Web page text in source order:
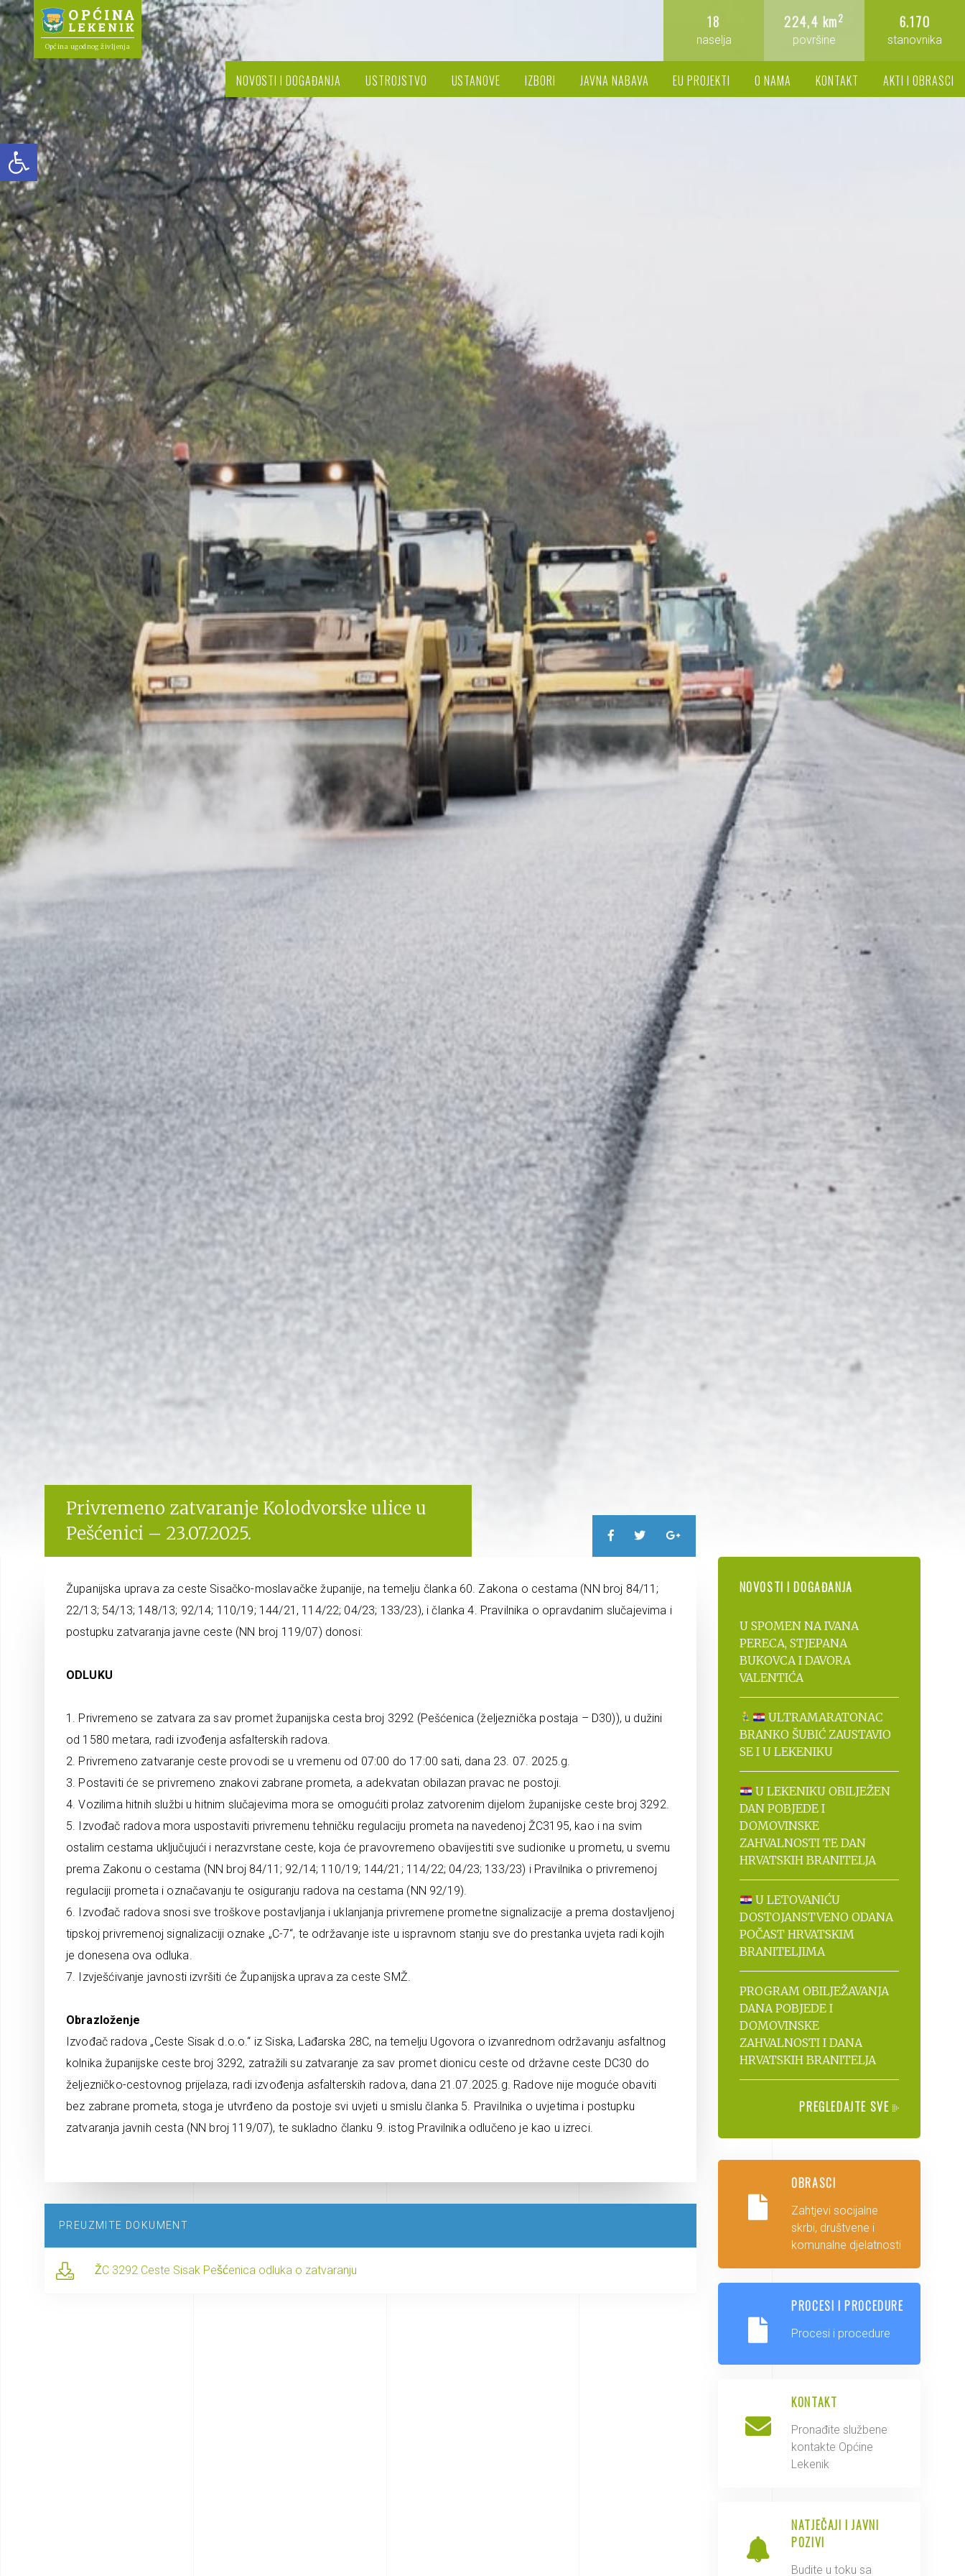
Open toolbar
Općina ugodnog življenja
6.170
stanovnika
224,4 km2
površine
18
naselja
NOVOSTI I DOGAĐANJA USTROJSTVO USTANOVE IZBORI JAVNA NABAVA EU PROJEKTI O NAMA KONTAKT AKTI I OBRASCI
Privremeno zatvaranje Kolodvorske ulice u
Pešćenici – 23.07.2025.
Županijska uprava za ceste Sisačko-moslavačke županije, na temelju članka 60. Zakona o cestama (NN broj 84/11;
22/13; 54/13; 148/13; 92/14; 110/19; 144/21, 114/22; 04/23; 133/23), i članka 4. Pravilnika o opravdanim slučajevima i
postupku zatvaranja javne ceste (NN broj 119/07) donosi:
ODLUKU
1. Privremeno se zatvara za sav promet županijska cesta broj 3292 (Pešćenica (željeznička postaja – D30)), u dužini
od 1580 metara, radi izvođenja asfalterskih radova.
2. Privremeno zatvaranje ceste provodi se u vremenu od 07:00 do 17:00 sati, dana 23. 07. 2025.g.
3. Postaviti će se privremeno znakovi zabrane prometa, a adekvatan obilazan pravac ne postoji.
4. Vozilima hitnih službi u hitnim slučajevima mora se omogućiti prolaz zatvorenim dijelom županijske ceste broj 3292.
5. Izvođač radova mora uspostaviti privremenu tehničku regulaciju prometa na navedenoj ŽC3195, kao i na svim
ostalim cestama uključujući i nerazvrstane ceste, koja će pravovremeno obavijestiti sve sudionike u prometu, u svemu
prema Zakonu o cestama (NN broj 84/11; 92/14; 110/19; 144/21; 114/22; 04/23; 133/23) i Pravilnika o privremenoj
regulaciji prometa i označavanju te osiguranju radova na cestama (NN 92/19).
6. Izvođač radova snosi sve troškove postavljanja i uklanjanja privremene prometne signalizacije a prema dostavljenoj
tipskoj privremenoj signalizaciji oznake „C-7“, te održavanje iste u ispravnom stanju sve do prestanka uvjeta radi kojih
je donesena ova odluka.
7. Izvješćivanje javnosti izvršiti će Županijska uprava za ceste SMŽ.
Obrazloženje
Izvođač radova „Ceste Sisak d.o.o.“ iz Siska, Lađarska 28C, na temelju Ugovora o izvanrednom održavanju asfaltnog
kolnika županijske ceste broj 3292, zatražili su zatvaranje za sav promet dionicu ceste od državne ceste DC30 do
željezničko-cestovnog prijelaza, radi izvođenja asfalterskih radova, dana 21.07.2025.g. Radove nije moguće obaviti
bez zabrane prometa, stoga je utvrđeno da postoje svi uvjeti u smislu članka 5. Pravilnika o uvjetima i postupku
zatvaranja javnih cesta (NN broj 119/07), te sukladno članku 9. istog Pravilnika odlučeno je kao u izreci.
PREUZMITE DOKUMENT
ŽC 3292 Ceste Sisak Pešćenica odluka o zatvaranju
NOVOSTI I DOGAĐANJA
U SPOMEN NA IVANA
PERECA, STJEPANA
BUKOVCA I DAVORA
VALENTIĆA
ULTRAMARATONAC
BRANKO ŠUBIĆ ZAUSTAVIO
SE I U LEKENIKU
U LEKENIKU OBILJEŽEN
DAN POBJEDE I
DOMOVINSKE
ZAHVALNOSTI TE DAN
HRVATSKIH BRANITELJA
U LETOVANIĆU
DOSTOJANSTVENO ODANA
POČAST HRVATSKIM
BRANITELJIMA
PROGRAM OBILJEŽAVANJA
DANA POBJEDE I
DOMOVINSKE
ZAHVALNOSTI I DANA
HRVATSKIH BRANITELJA
PREGLEDAJTE SVE
OBRASCI
Zahtjevi socijalne
skrbi, društvene i
komunalne djelatnosti
PROCESI I PROCEDURE
Procesi i procedure
KONTAKT
Pronađite službene
kontakte Općine
Lekenik
NATJEČAJI I JAVNI
POZIVI
Budite u toku sa